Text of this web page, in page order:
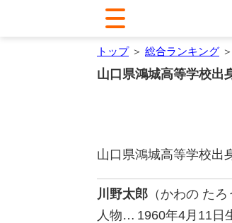
トップ＞ 総合ランキング
山口県鴻城高等学校出
山口県鴻城高等学校出
川野太郎 （かわの たろ
人物… 1960年4月11日